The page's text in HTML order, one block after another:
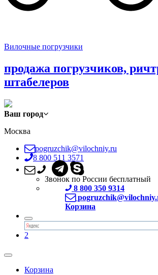
Вилочные погрузчики
продажа погрузчиков,
штабелеров
Ваш город
Москва
pogruzchik@vilochniy.ru
8 800 511 3571
Звонок по России бесплатный
8 800 350 9314
Корзина
2
Корзина